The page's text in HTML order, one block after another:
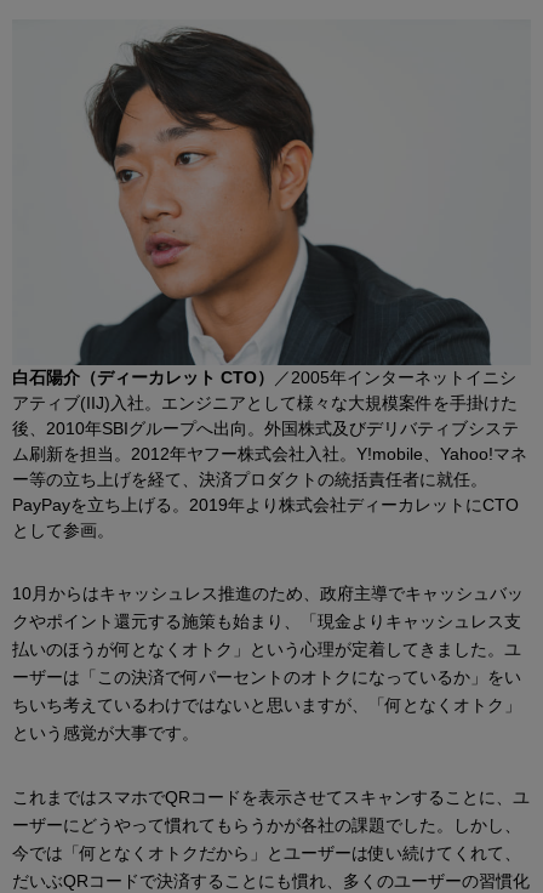
白石陽介（ディーカレット CTO）
／2005年インターネットイニシ
アティブ(IIJ)入社。エンジニアとして様々な大規模案件を手掛けた
後、2010年SBIグループへ出向。外国株式及びデリバティブシステ
ム刷新を担当。2012年ヤフー株式会社入社。Y!mobile、Yahoo!マネ
ー等の立ち上げを経て、決済プロダクトの統括責任者に就任。
PayPayを立ち上げる。2019年より株式会社ディーカレットにCTO
として参画。
10月からはキャッシュレス推進のため、政府主導でキャッシュバッ
クやポイント還元する施策も始まり、「現金よりキャッシュレス支
払いのほうが何となくオトク」という心理が定着してきました。ユ
ーザーは「この決済で何パーセントのオトクになっているか」をい
ちいち考えているわけではないと思いますが、「何となくオトク」
という感覚が大事です。
これまではスマホでQRコードを表示させてスキャンすることに、ユ
ーザーにどうやって慣れてもらうかが各社の課題でした。しかし、
今では「何となくオトクだから」とユーザーは使い続けてくれて、
だいぶQRコードで決済することにも慣れ、多くのユーザーの習慣化